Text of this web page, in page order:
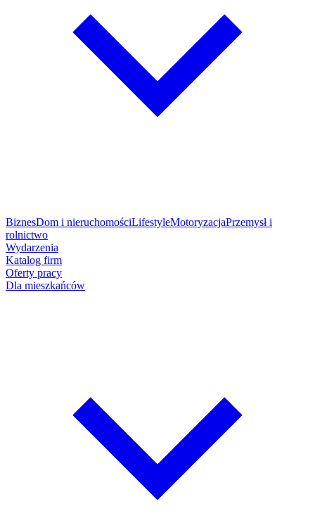
BiznesDom i nieruchomościLifestyleMotoryzacjaPrzemysł i
rolnictwo
Wydarzenia
Katalog firm
Oferty pracy
Dla mieszkańców